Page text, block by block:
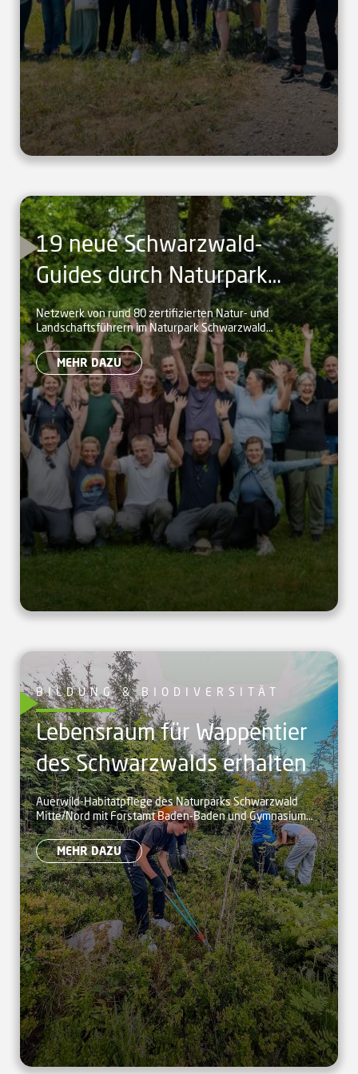
19 neue Schwarzwald-
Guides durch Naturpark
zertifiziert
Netzwerk von rund 80 zertifizierten Natur- und
Landschaftsführern im Naturpark Schwarzwald
Mitte/Nord bieten Erlebnistouren im nördlichen und
mittleren Schwarzwald.
MEHR DAZU
BILDUNG & BIODIVERSITÄT
Lebensraum für Wappentier
des Schwarzwalds erhalten
Auerwild-Habitatpflege des Naturparks Schwarzwald
Mitte/Nord mit Forstamt Baden-Baden und Gymnasium
Hohenbaden
MEHR DAZU